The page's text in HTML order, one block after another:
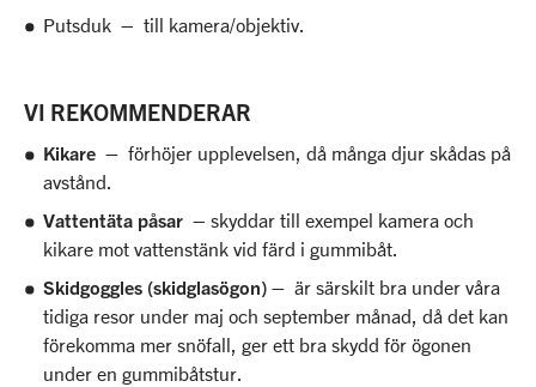
Putsduk – till kamera/objektiv.
VI REKOMMENDERAR
Kikare – förhöjer upplevelsen, då många djur skådas på
avstånd.
Vattentäta påsar – skyddar till exempel kamera och
kikare mot vattenstänk vid färd i gummibåt.
Skidgoggles (skidglasögon) – är särskilt bra under våra
tidiga resor under maj och september månad, då det kan
förekomma mer snöfall, ger ett bra skydd för ögonen
under en gummibåtstur.